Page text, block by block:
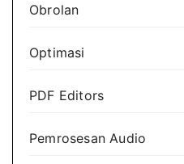
Obrolan
Optimasi
PDF Editors
Pemrosesan Audio